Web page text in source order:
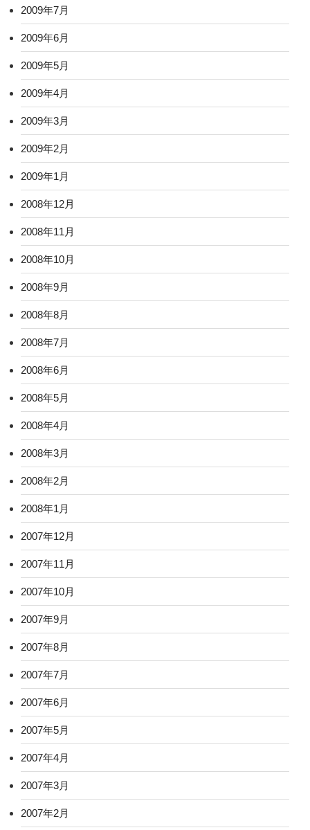
2009年7月
2009年6月
2009年5月
2009年4月
2009年3月
2009年2月
2009年1月
2008年12月
2008年11月
2008年10月
2008年9月
2008年8月
2008年7月
2008年6月
2008年5月
2008年4月
2008年3月
2008年2月
2008年1月
2007年12月
2007年11月
2007年10月
2007年9月
2007年8月
2007年7月
2007年6月
2007年5月
2007年4月
2007年3月
2007年2月